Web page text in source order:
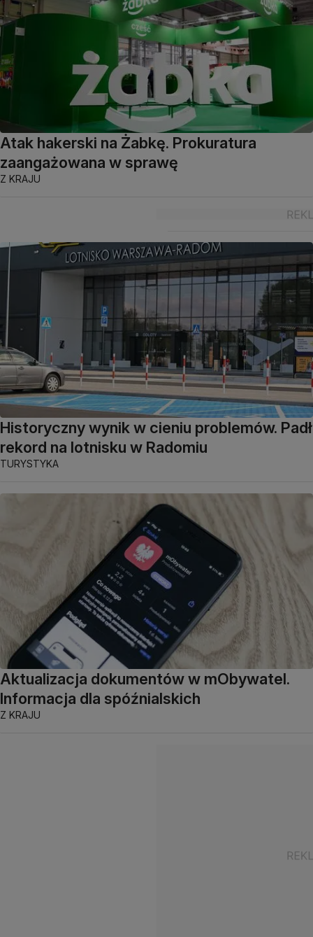
Atak hakerski na Żabkę. Prokuratura
zaangażowana w sprawę
Z KRAJU
Historyczny wynik w cieniu problemów. Padł
rekord na lotnisku w Radomiu
TURYSTYKA
Aktualizacja dokumentów w mObywatel.
Informacja dla spóźnialskich
Z KRAJU